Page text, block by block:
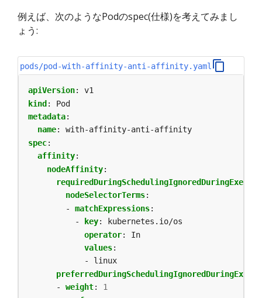
例えば、次のようなPodのspec(仕様)を考えてみまし
ょう:
pods/pod-with-affinity-anti-affinity.yaml
apiVersion:
v1
kind :
Pod
metadata:
name:
with-affinity-anti-affinity
spec:
affinity:
nodeAffinity:
nodeSelectorTerms:
- matchExpressions:
-
key:
kubernetes.io/os
operator:
In
values:
- linux
- weight:
1